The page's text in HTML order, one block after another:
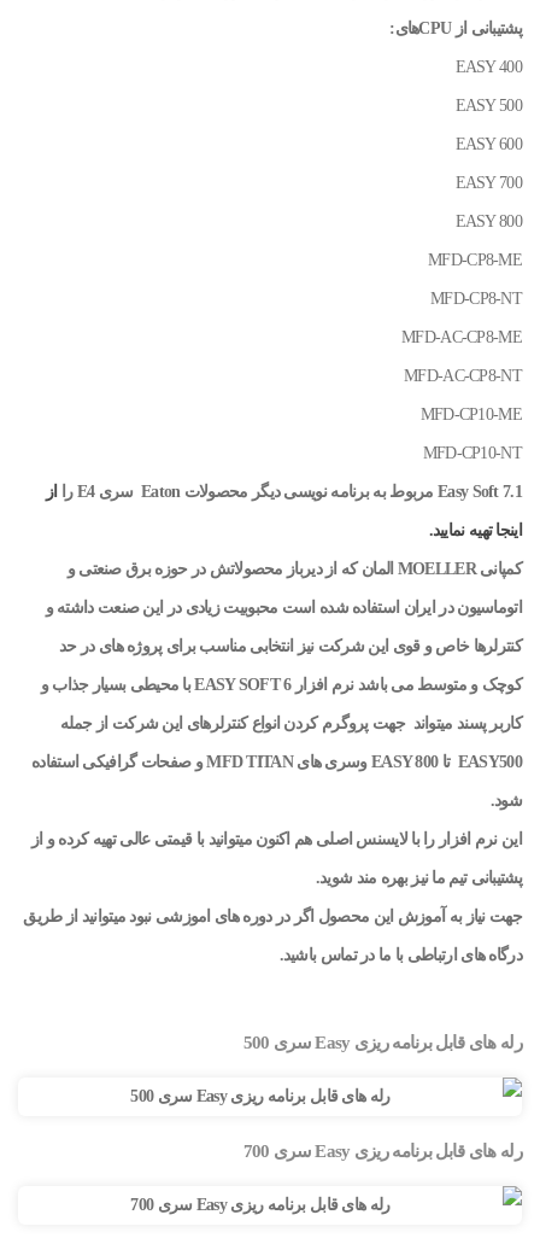
پشتیبانی از CPUهای:
EASY 400
EASY 500
EASY 600
EASY 700
EASY 800
MFD-CP8-ME
MFD-CP8-NT
MFD-AC-CP8-ME
MFD-AC-CP8-NT
MFD-CP10-ME
MFD-CP10-NT
Easy Soft 7.1 مربوط به برنامه نویسی دیگر محصولات Eaton سری E4 را از
اینجا تهیه نمایید.
کمپانی MOELLER المان که از دیرباز محصولاتش در حوزه برق صنعتی و
اتوماسیون در ایران استفاده شده است محبوبیت زیادی در این صنعت داشته و
کنترلرها خاص و قوی این شرکت نیز انتخابی مناسب برای پروژه های در حد
کوچک و متوسط می باشد نرم افزار EASY SOFT 6 با محیطی بسیار جذاب و
کاربر پسند میتواند جهت پروگرم کردن انواع کنترلرهای این شرکت از جمله
EASY500 تا EASY 800 وسری های MFD TITAN و صفحات گرافیکی استفاده
شود.
این نرم افزار را با لایسنس اصلی هم اکنون میتوانید با قیمتی عالی تهیه کرده و از
پشتیبانی تیم ما نیز بهره مند شوید.
جهت نیاز به آموزش این محصول اگر در دوره های اموزشی نبود میتوانید از طریق
درگاه های ارتباطی با ما در تماس باشید.
رله های قابل برنامه ریزی Easy سری 500
رله های قابل برنامه ریزی Easy سری 700